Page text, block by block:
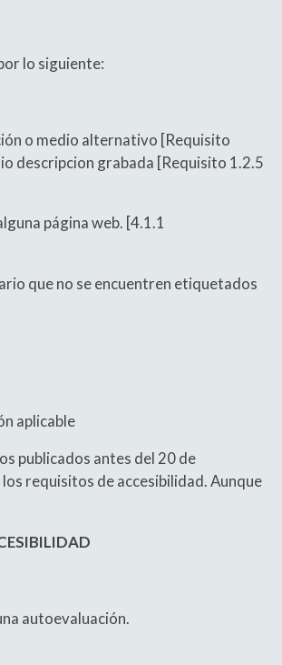
lo siguiente:
o medio alternativo [Requisito
descripcion grabada [Requisito 1.2.5
página web. [4.1.1
que no se encuentren etiquetados
aplicable
publicados antes del 20 de
requisitos de accesibilidad. Aunque
autoevaluación.